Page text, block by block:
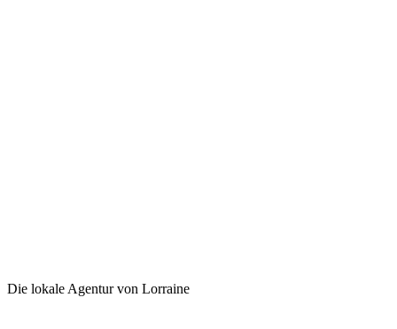
Die lokale Agentur von Lorraine